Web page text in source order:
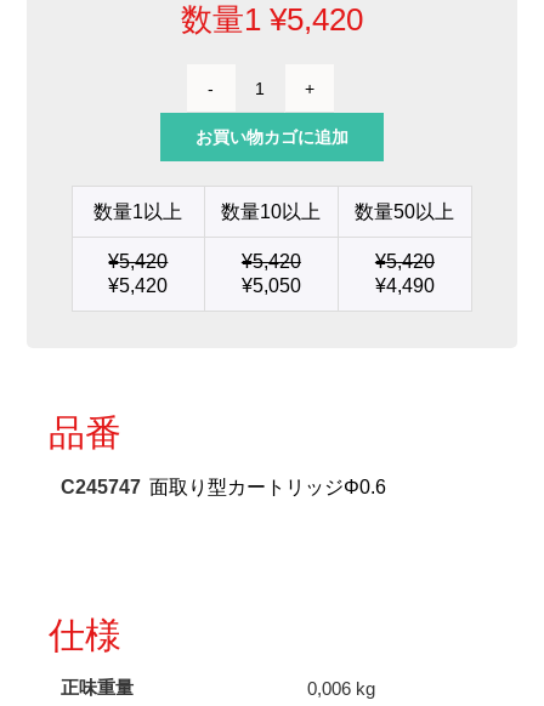
数量1 ¥5,420
面
り
ー
ト
リ
ッ
ジ
お買い物カゴに追加
数量1以上 数量10以上 数量50以上
¥5,420
¥5,420
¥5,420
¥5,050
¥5,420
¥4,490
品番
C245747 面取り型カートリッジΦ0.6
仕様
正味重量
0,006 kg